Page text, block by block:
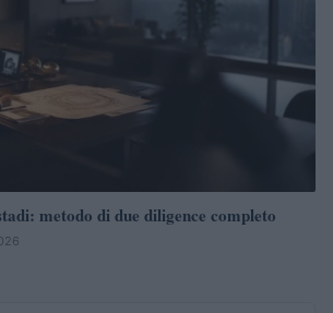
metodo di due diligence completo